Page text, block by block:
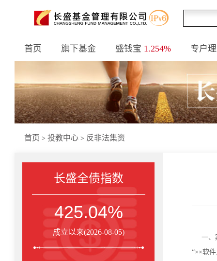
首页 旗下基金 盛钱宝 1.254% 专户
首页 > 投教中心 > 反非法集资
长盛全债指数
425.04%
成立以来(2026-08-05)
一、
“××软